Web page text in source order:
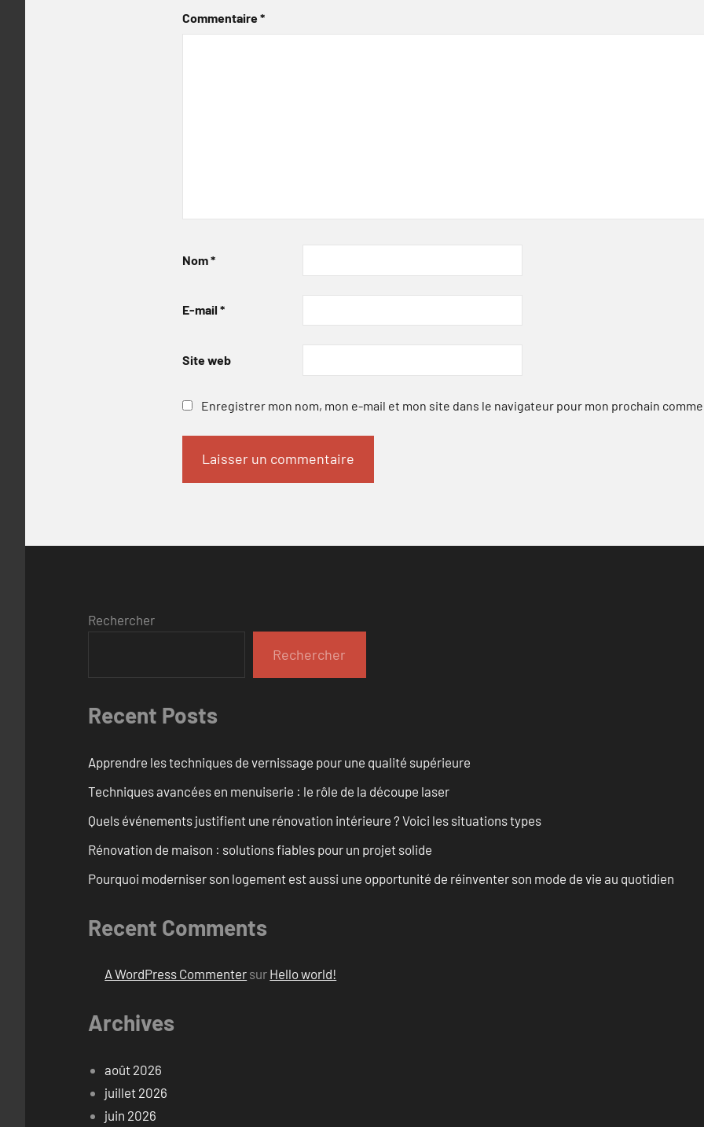
Commentaire*
Nom*
E-mail *
Site web
Enregistrer mon nom, mon e-mail et mon site dans le navigateur pour mon prochain
Rechercher
Rechercher
Recent Posts
Apprendre les techniques de vernissage pour une qualité supérieure
Techniques avancées en menuiserie : le rôle de la découpe laser
Quels événements justifient une rénovation intérieure ? Voici les situations types
Rénovation de maison : solutions fiables pour un projet solide
Pourquoi moderniser son logement est aussi une opportunité de réinventer son mode de vie au quotidien
Recent Comments
A WordPress Commenter sur Hello world!
Archives
août 2026
juillet 2026
juin 2026